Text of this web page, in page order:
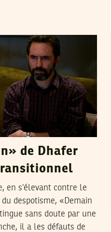
de Dhafer
en s’élevant contre le
despotisme, «Demain
sans doute par une
il a les défauts de